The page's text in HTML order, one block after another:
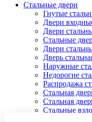
Стальные двери
Гнутые
Двери
Двери
Стальные
Двери
Дверь
Наружные
Недорогие
Распродажа
Стальная
Стальная
Стальные